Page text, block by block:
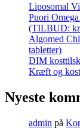
Liposomal
Puori
(TILBUD:
Algomed
tabletter)
DIM
Kræft og kost
Nyeste
admin på